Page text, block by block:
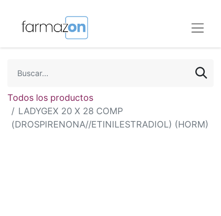
Todos los productos
LADYGEX 20 X 28 COMP
(DROSPIRENONA//ETINILESTRADIOL) (HORM)